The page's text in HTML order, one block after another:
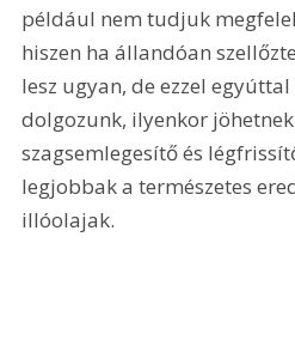
például nem tudjuk
hiszen ha állandóan
lesz ugyan, de ezzel
dolgozunk, ilyenkor
szagsemlegesítő és
legjobbak a természetes
illóolajak.